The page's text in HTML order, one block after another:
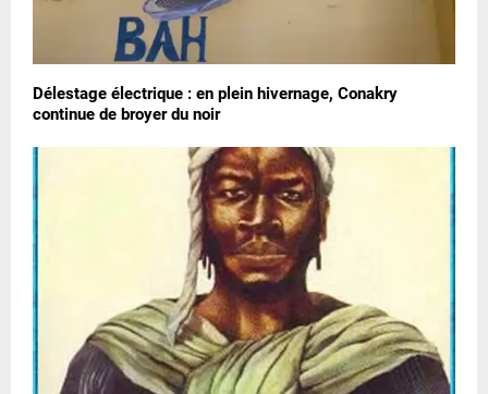
Délestage électrique : en plein hivernage, Conakry
continue de broyer du noir